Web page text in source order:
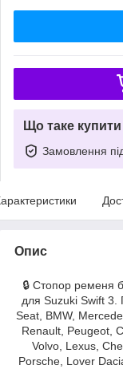
Що таке
Замовлення
Опис
🔒 Стопор ременя
для Suzuki Swift 3.
Seat, BMW,
Renault, Peugeot,
Volvo, Lexus,
Porsche, Lover